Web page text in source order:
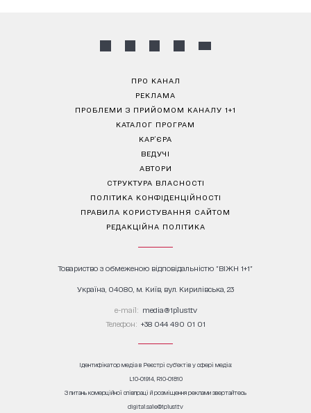
ПРО КАНАЛ
РЕКЛАМА
ПРОБЛЕМИ З ПРИЙОМОМ КАНАЛУ 1+1
КАТАЛОГ ПРОГРАМ
КАР’ЄРА
ВЕДУЧІ
АВТОРИ
СТРУКТУРА ВЛАСНОСТІ
ПОЛІТИКА КОНФІДЕНЦІЙНОСТІ
ПРАВИЛА КОРИСТУВАННЯ САЙТОМ
РЕДАКЦІЙНА ПОЛІТИКА
Товариство з обмеженою відповідальністю "ВІЖН 1+1"
Україна, 04080, м. Київ, вул. Кирилівська, 23
е-mail: media@1plus1.tv
Телефон: +38 044 490 01 01
Ідентифікатор медіа в Реєстрі суб’єктів у сфері медіа:
L10-01914, R10-01810
З питань комерційної співпраці й розміщення реклами звертайтесь
digital.sale@1plus1.tv